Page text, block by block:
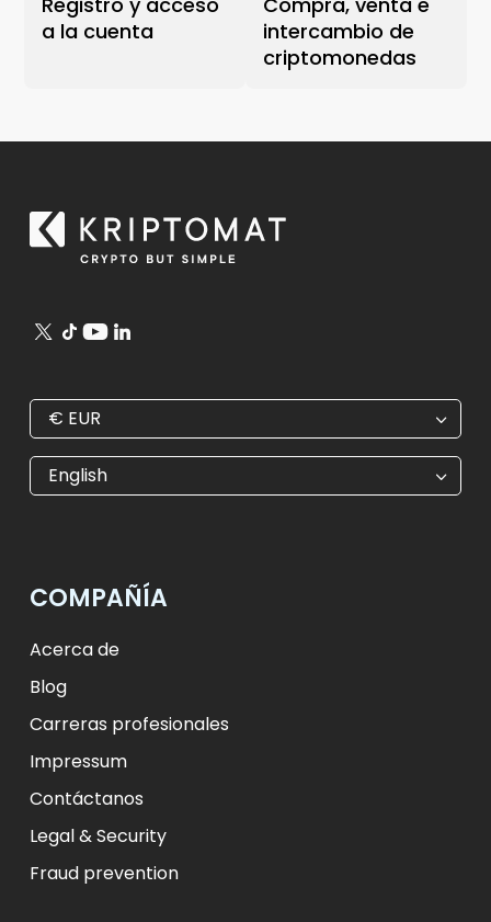
a la cuenta
intercambio de
criptomonedas
€ EUR
€ EUR
$ USD
ft HUF
zł PLN
kr SEK
₺ TRY
English
COMPAÑÍA
Acerca de
Blog
Carreras profesionales
Impressum
Contáctanos
Legal & Security
Fraud prevention